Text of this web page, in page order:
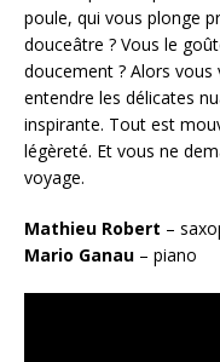
poule, qui vous plonge
douceâtre ? Vous le
doucement ? Alors
entendre les délicates
inspirante. Tout est
légèreté. Et vous ne
voyage.
Mathieu Robert –
Mario Ganau – piano